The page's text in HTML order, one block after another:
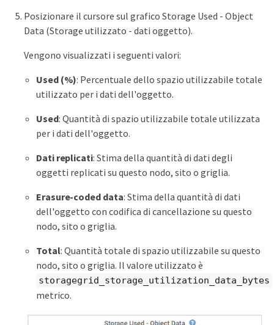
Posizionare il cursore sul grafico Storage Used - Object
Data (Storage utilizzato - dati oggetto).
Vengono visualizzati i seguenti valori:
Used (%): Percentuale dello spazio utilizzabile totale
utilizzato per i dati dell'oggetto.
Used: Quantità di spazio utilizzabile totale utilizzata
per i dati dell'oggetto.
Dati replicati: Stima della quantità di dati degli
oggetti replicati su questo nodo, sito o griglia.
Erasure-coded data: Stima della quantità di dati
dell'oggetto con codifica di cancellazione su questo
nodo, sito o griglia.
Total: Quantità totale di spazio utilizzabile su questo
nodo, sito o griglia. Il valore utilizzato è
storagegrid_storage_utilization_data_bytes
metrico.